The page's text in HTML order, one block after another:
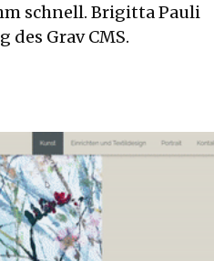
schnell. Brigitta Pauli
Grav CMS.